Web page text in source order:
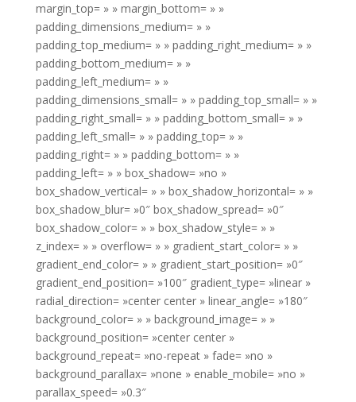
margin_top= » » margin_bottom= » »
padding_dimensions_medium= » »
padding_top_medium= » » padding_right_medium= » »
padding_bottom_medium= » »
padding_left_medium= » »
padding_dimensions_small= » » padding_top_small= » »
padding_right_small= » » padding_bottom_small= » »
padding_left_small= » » padding_top= » »
padding_right= » » padding_bottom= » »
padding_left= » » box_shadow= »no »
box_shadow_vertical= » » box_shadow_horizontal= » »
box_shadow_blur= »0″ box_shadow_spread= »0″
box_shadow_color= » » box_shadow_style= » »
z_index= » » overflow= » » gradient_start_color= » »
gradient_end_color= » » gradient_start_position= »0″
gradient_end_position= »100″ gradient_type= »linear »
radial_direction= »center center » linear_angle= »180″
background_color= » » background_image= » »
background_position= »center center »
background_repeat= »no-repeat » fade= »no »
background_parallax= »none » enable_mobile= »no »
parallax_speed= »0.3″